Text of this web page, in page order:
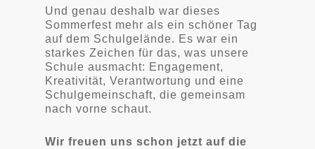
Und genau deshalb war dieses
Sommerfest mehr als ein schöner Tag
auf dem Schulgelände. Es war ein
starkes Zeichen für das, was unsere
Schule ausmacht: Engagement,
Kreativität, Verantwortung und eine
Schulgemeinschaft, die gemeinsam
nach vorne schaut.
Wir freuen uns schon jetzt auf die